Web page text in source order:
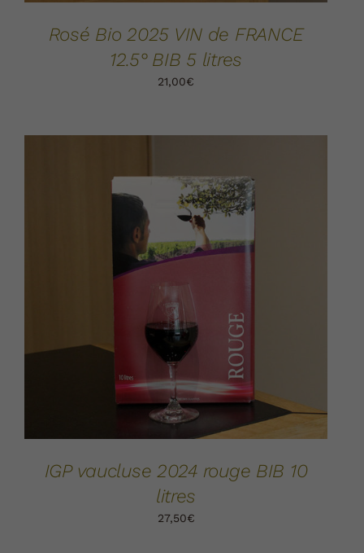
Rosé Bio 2025 VIN de FRANCE
12.5° BIB 5 litres
21,00€
AJOUTER AU PANIER
IGP vaucluse 2024 rouge BIB 10
litres
27,50€